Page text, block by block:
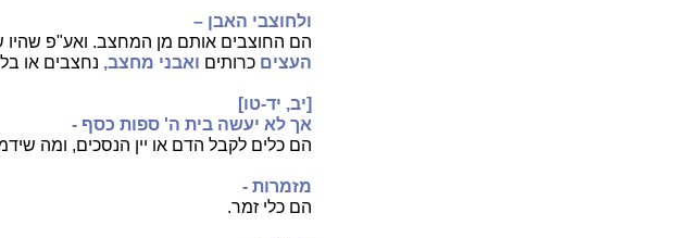
ולחוצבי האבן –
הם החוצבים אותם מן המחצב. ואע"פ שהיו
העצים כרותים ואבני מחצב, נחצבים או
[יב, יד-טו]
אך לא יעשה בית ה' ספות כסף -
הם כלים לקבל הדם או יין הנסכים, ומה
מזמרות -
הם כלי זמר.